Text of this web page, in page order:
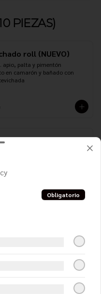
PIEZAS)
roll (NUEVO)
apio, palta y pimentón
en camarón y bañado con
White
ceviche de salmón y camarón.
Obligatorio